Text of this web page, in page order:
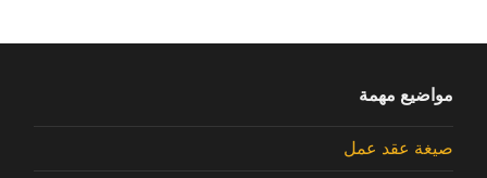
مواضيع مهمة
صيغة عقد عمل